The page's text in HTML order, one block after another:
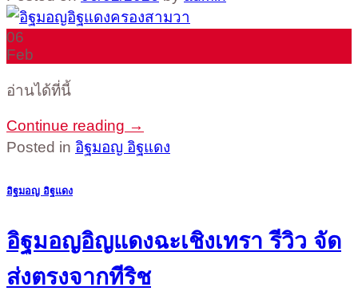
06
Feb
อ่านได้ที่นี้
Continue reading →
Posted in อิฐมอญ อิฐแดง
อิฐมอญ อิฐแดง
อิฐมอญอิญแดงฉะเชิงเทรา รีวิว จัด
ส่งตรงจากทีริช